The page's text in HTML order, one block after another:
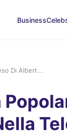
Business
Di Albert...